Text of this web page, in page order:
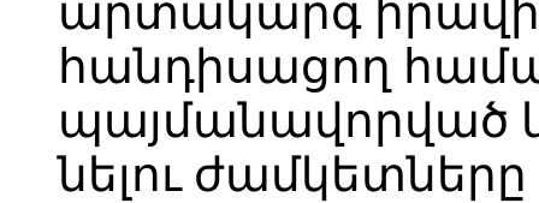
արտակարգ
հանդիսացող
պայմանավորված
նելու